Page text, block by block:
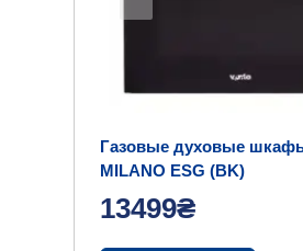
Газовые духовые
MILANO ESG (BK)
13499₴